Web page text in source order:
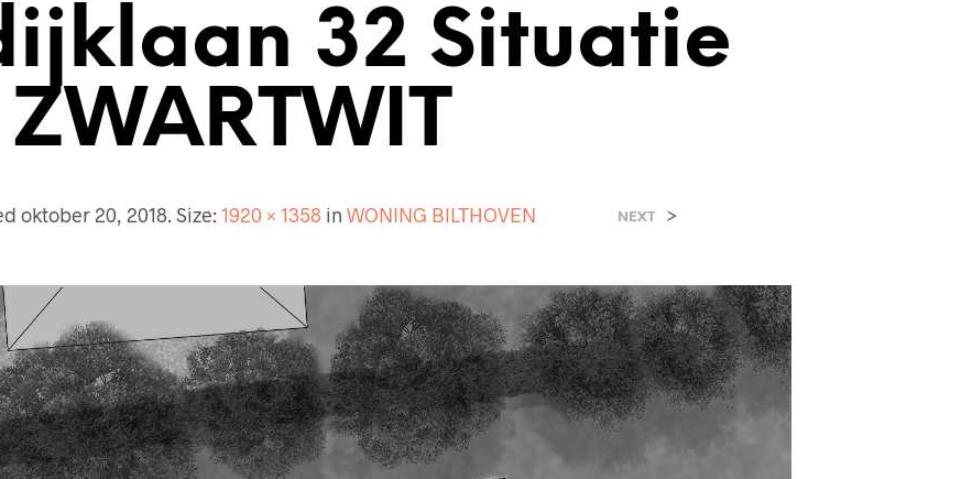
32 Situatie
ZWARTWIT
oktober 20, 2018. Size:1920 × 1358 inWONING BILTHOVEN NEXT >